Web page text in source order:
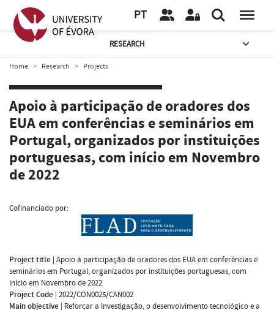
PT
RESEARCH
Home Research Projects
Apoio à participação de oradores dos
EUA em conferências e seminários em
Portugal, organizados por instituições
portuguesas, com início em Novembro
de 2022
Cofinanciado por:
Project title | Apoio à participação de oradores dos EUA em conferências e
seminários em Portugal, organizados por instituições portuguesas, com
início em Novembro de 2022
Project Code | 2022/CON0025/CAN002
Main objective | Reforçar a Investigação, o desenvolvimento tecnológico e a